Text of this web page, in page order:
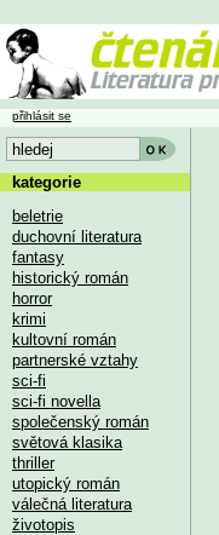
přihlásit se
kategorie
beletrie
duchovní literatura
fantasy
historický román
horror
krimi
kultovní román
partnerské vztahy
sci-fi
sci-fi novella
společenský román
světová klasika
thriller
utopický román
válečná literatura
životopis